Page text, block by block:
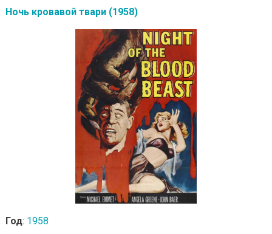
Ночь кровавой твари (1958)
Год: 1958